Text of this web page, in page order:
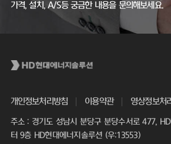
가격, 설치, A/S등 궁금한 내용을 문의해보세요.
개인정보처리방침 이용약관 영상정보처
주소 : 경기도 성남시 분당구 분당수서로 477,
터 9층 HD현대에너지솔루션 (우:13553)